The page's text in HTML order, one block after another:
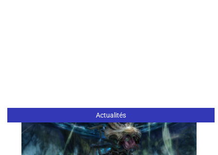
Actualités